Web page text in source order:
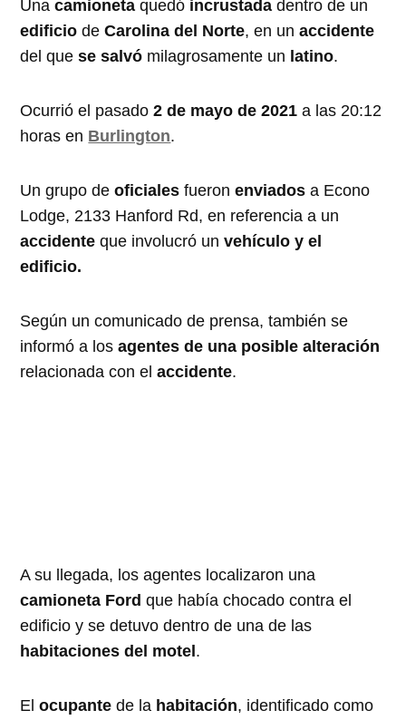
Unacamioneta quedó incrustada dentro de un
edificio deCarolina del Norte, en unaccidente
del quese salvó milagrosamente un latino.
Ocurrió el pasado2 de mayo de 2021a las 20:12
horas en Burlington.
Un grupo deoficiales fueronenviados a Econo
Lodge, 2133 Hanford Rd, en referencia a un
accidente que involucró unvehículo y el
edificio.
Según un comunicado de prensa, también se
informó a losagentes de una posible alteración
relacionada con elaccidente.
A su llegada, los agentes localizaron una
camioneta Ford que había chocado contra el
edificio y se detuvo dentro de una de las
habitaciones del motel.
Elocupante de la habitación, identificado como